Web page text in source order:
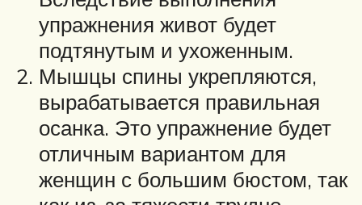
упражнения живот будет
подтянутым и ухоженным.
Мышцы спины укрепляются,
вырабатывается правильная
осанка. Это упражнение будет
отличным вариантом для
женщин с большим бюстом, так